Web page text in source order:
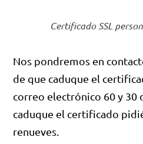
Certificado SSL
Nos pondremos en
de que caduque el
correo electrónico 60 y 30
caduque el certificado
renueves.